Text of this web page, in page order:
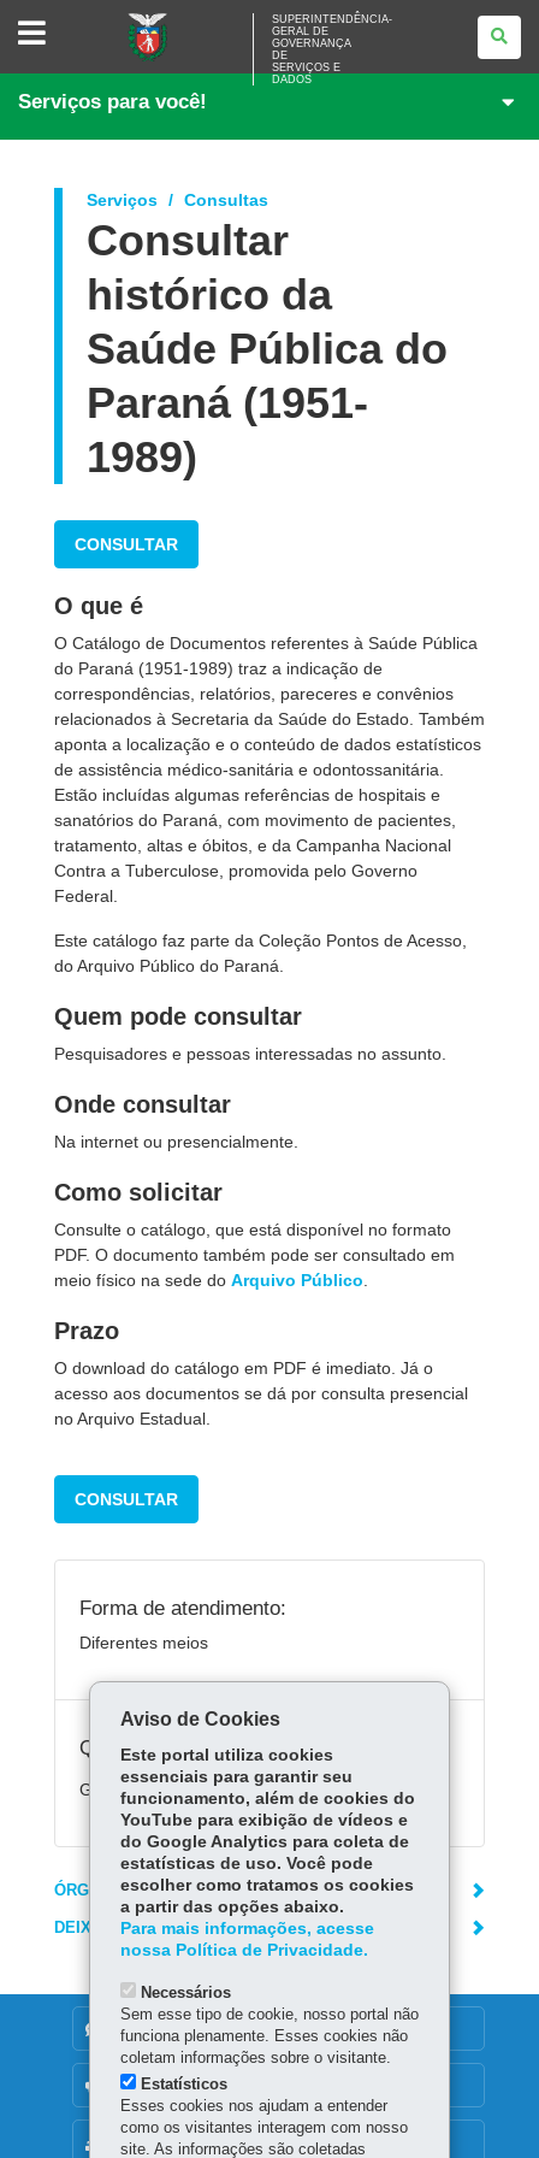
SUPERINTENDÊNCIA-
<BR>GOVERNANÇA
SERVIÇOS
DADOS
SUPERINTENDÊNCIA-
GERAL DE
GOVERNANÇA
DE
SERVIÇOS E
DADOS
Serviços para você!
Serviços Consultas
Consultar
histórico da
Saúde Pública do
Paraná (1951-
1989)
CONSULTAR
O que é
O Catálogo de Documentos referentes à Saúde Pública
do Paraná (1951-1989) traz a indicação de
correspondências, relatórios, pareceres e convênios
relacionados à Secretaria da Saúde do Estado. Também
aponta a localização e o conteúdo de dados estatísticos
de assistência médico-sanitária e odontossanitária.
Estão incluídas algumas referências de hospitais e
sanatórios do Paraná, com movimento de pacientes,
tratamento, altas e óbitos, e da Campanha Nacional
Contra a Tuberculose, promovida pelo Governo
Federal.
Este catálogo faz parte da Coleção Pontos de Acesso,
do Arquivo Público do Paraná.
Quem pode consultar
Pesquisadores e pessoas interessadas no assunto.
Onde consultar
Na internet ou presencialmente.
Como solicitar
Consulte o catálogo, que está disponível no formato
PDF. O documento também pode ser consultado em
meio físico na sede do Arquivo Público
Prazo
O download do catálogo em PDF é imediato. Já o
acesso aos documentos se dá por consulta presencial
no Arquivo Estadual.
CONSULTAR
Forma de atendimento:
Diferentes meios
Quanto custa:
Gratuito.
ÓRGÃO RESPONSÁVEL
DEIXE SUA OPINIÃO
MAPA DO SITE
DENUNCIE CORRUPÇÃO
OUVIDORIA
Aviso de Cookies
Este portal utiliza cookies
essenciais para garantir seu
funcionamento, além de cookies do
YouTube para exibição de vídeos e
do Google Analytics para coleta de
estatísticas de uso. Você pode
escolher como tratamos os cookies
a partir das opções abaixo.
Para mais informações, acesse
nossa Política de Privacidade.
Necessários
Sem esse tipo de cookie, nosso portal não
funciona plenamente. Esses cookies não
coletam informações sobre o visitante.
Estatísticos
Esses cookies nos ajudam a entender
como os visitantes interagem com nosso
site. As informações são coletadas